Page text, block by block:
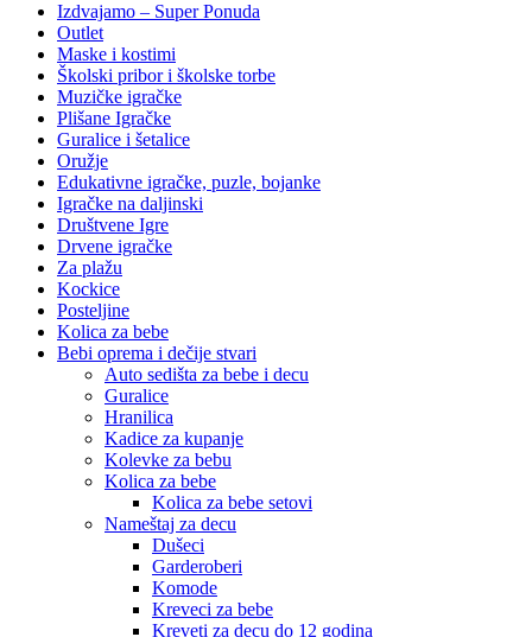
Izdvajamo – Super Ponuda
Outlet
Maske i kostimi
Školski pribor i školske torbe
Muzičke igračke
Plišane Igračke
Guralice i šetalice
Oružje
Edukativne igračke, puzle, bojanke
Igračke na daljinski
Društvene Igre
Drvene igračke
Za plažu
Kockice
Posteljine
Kolica za bebe
Bebi oprema i dečije stvari
Auto sedišta za bebe i decu
Guralice
Hranilica
Kadice za kupanje
Kolevke za bebu
Kolica za bebe
Kolica za bebe setovi
Nameštaj za decu
Dušeci
Garderoberi
Komode
Kreveci za bebe
Kreveti za decu do 12 godina